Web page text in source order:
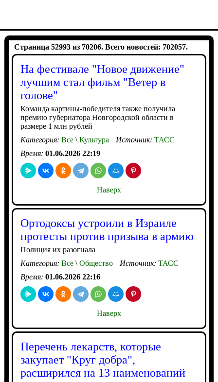
Страница 52993 из 70206. Всего новостей: 702057.
На фестивале "Новое движение"
лучшим стал фильм "Ветер в
голове"
Команда картины-победителя также получила
премию губернатора Новгородской области в
размере 1 млн рублей
Категория: Все\Культура Источник: ТАСС
Время: 01.06.2026 22:19
Наверх
Ортодоксы устроили в Израиле
протесты против призыва в армию
Полиция их разогнала
Категория: Все\Общество Источник: ТАСС
Время: 01.06.2026 22:16
Наверх
Перечень лекарств, которые
закупает "Круг добра",
расширился на 13 наименований